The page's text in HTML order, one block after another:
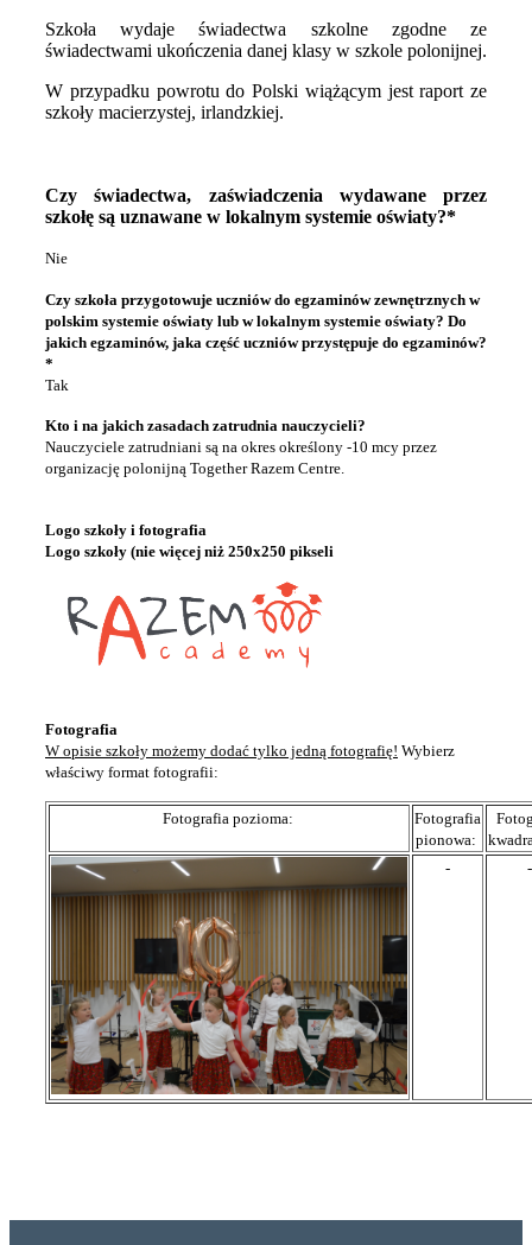
Szkoła wydaje świadectwa szkolne zgodne ze
świadectwami ukończenia danej klasy w szkole polonijnej.
W przypadku powrotu do Polski wiążącym jest raport ze
szkoły macierzystej, irlandzkiej.
Czy świadectwa, zaświadczenia wydawane przez
szkołę są uznawane w lokalnym systemie oświaty?*
Nie
Czy szkoła przygotowuje uczniów do egzaminów zewnętrznych w
polskim systemie oświaty lub w lokalnym systemie oświaty? Do
jakich egzaminów, jaka część uczniów przystępuje do egzaminów?
*
Tak
Kto i na jakich zasadach zatrudnia nauczycieli?
Nauczyciele zatrudniani są na okres określony -10 mcy przez
organizację polonijną Together Razem Centre.
Logo szkoły i fotografia
Logo szkoły (nie więcej niż 250x250 pikseli
Fotografia
W opisie szkoły możemy dodać tylko jedną fotografię! Wybierz
właściwy format fotografii:
Fotografia pozioma:
Fotografia
pionowa:
-
-